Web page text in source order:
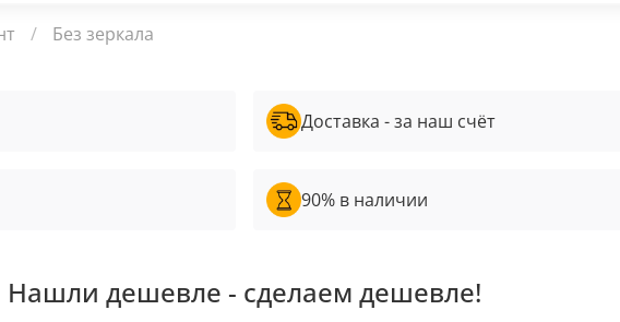
Без зеркала
Доставка - за наш счёт
90% в наличии
Нашли дешевле - сделаем дешевле!